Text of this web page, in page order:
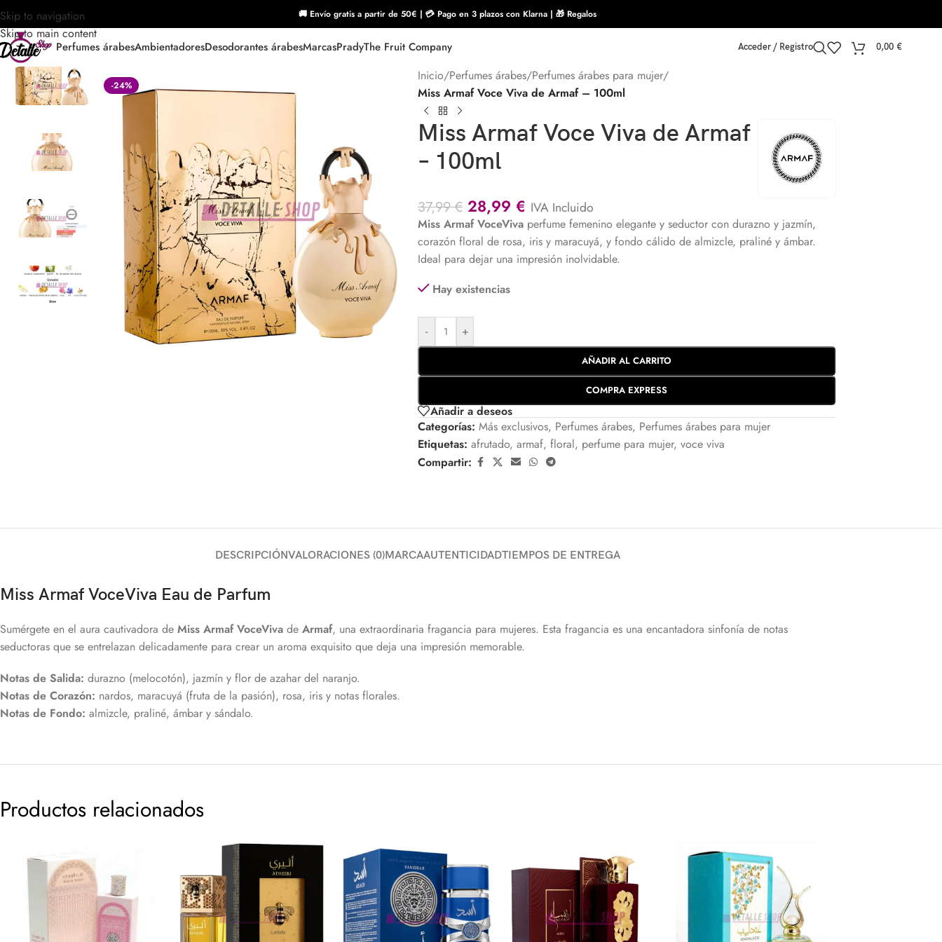
Skip to navigation
Skip to main content
🚚 Envío gratis a partir de 50€ | 💳 Pago en 3 plazos con Klarna | 🎁 Regalos
Perfumes árabesAmbientadoresDesodorantes árabesMarcasPradyThe Fruit Company Acceder / Registro 0,00 €
-24%
Inicio/Perfumes árabes/Perfumes árabes para mujer/
Miss Armaf Voce Viva de Armaf – 100ml
Miss Armaf Voce Viva de Armaf
– 100ml
37,99€ 28,99 € IVA Incluido
Miss Armaf VoceViva perfume femenino elegante y seductor con durazno y jazmín,
corazón floral de rosa, iris y maracuyá, y fondo cálido de almizcle, praliné y ámbar.
Ideal para dejar una impresión inolvidable.
Hay existencias
- +
AÑADIR AL CARRITO
COMPRA EXPRESS
Añadir a deseos
Categorías: Más exclusivos, Perfumes árabes, Perfumes árabes para mujer
Etiquetas: afrutado, armaf, floral, perfume para mujer, voce viva
Compartir:
DESCRIPCIÓNVALORACIONES (0)MARCAAUTENTICIDADTIEMPOS DE ENTREGA
Miss Armaf VoceViva Eau de Parfum
Sumérgete en el aura cautivadora de Miss Armaf VoceViva de Armaf, una extraordinaria fragancia para mujeres. Esta fragancia es una encantadora sinfonía de notas
seductoras que se entrelazan delicadamente para crear un aroma exquisito que deja una impresión memorable.
Notas de Salida: durazno (melocotón), jazmín y flor de azahar del naranjo.
Notas de Corazón: nardos, maracuyá (fruta de la pasión), rosa, iris y notas florales.
Notas de Fondo: almizcle, praliné, ámbar y sándalo.
Productos relacionados